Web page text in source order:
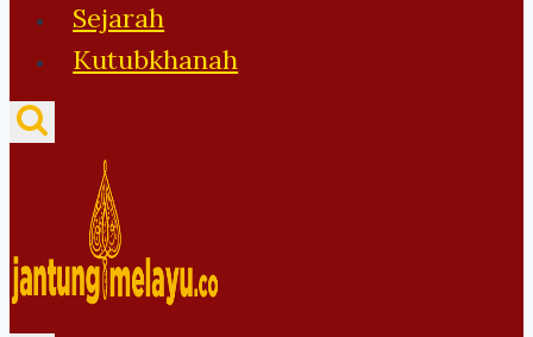
Sejarah
Kutubkhanah